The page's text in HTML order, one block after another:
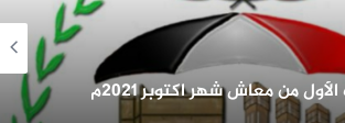
صرف النصف الأول من معاش شهر اكتوبر 2021م